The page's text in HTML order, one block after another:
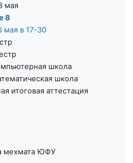
мая
8
мая в 17-30
школа
школа
итоговая аттестация
мехмата ЮФУ